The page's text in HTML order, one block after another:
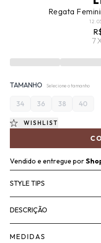
Regata
7
TAMANHO Selecione o tamanho
34 36 38 40
WISHLIST
Vendido e entregue por
STYLE TIPS
DESCRIÇÃO
MEDIDAS